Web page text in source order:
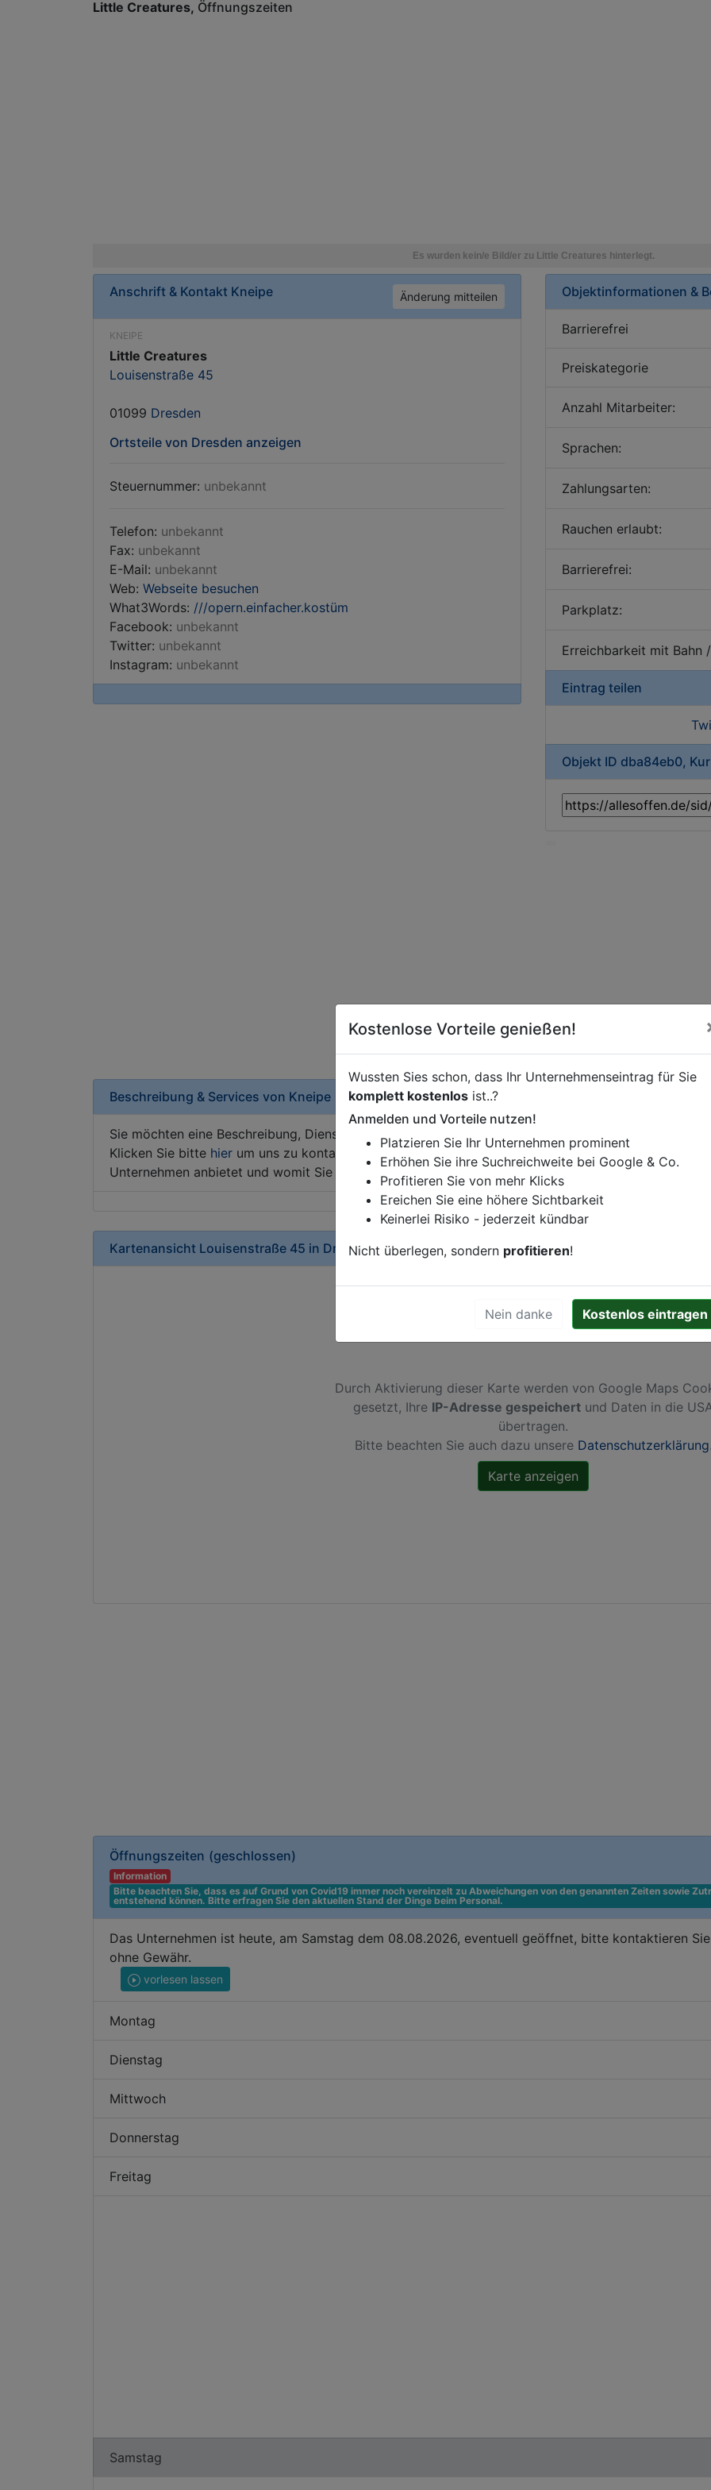
Little Creatures Öffnungszeiten
Anschrift & Kontakt Kneipe Änderung mitteilen
KNEIPE
Little Creatures
Louisenstraße 45
01099 Dresden
Ortsteile von Dresden anzeigen
Steuernummer: unbekannt
Telefon: unbekannt
Fax: unbekannt
E-Mail: unbekannt
Web: Webseite besuchen
What3Words: ///opern.einfacher.kostüm
Facebook: unbekannt
Twitter: unbekannt
Instagram: unbekannt
Öffnungszeiten (geschlossen)
Information
Bitte beachten Sie, dass es auf Grund von Covid19 immer noch vereinzelt zu Abweichungen von den genannten Zeiten sowie
entstehend können. Bitte erfragen Sie den aktuellen Stand der Dinge beim Personal.
Das Unternehmen ist heute, am Samstag dem 08.08.2026, eventuell geöffnet, bitte kontaktieren
ohne Gewähr.
vorlesen lassen
Montag
Dienstag
Mittwoch
Donnerstag
Freitag
Samstag
Objektinformationen &
Barrierefrei
Preiskategorie
Anzahl Mitarbeiter:
Sprachen:
Zahlungsarten:
Rauchen erlaubt:
Barrierefrei:
Parkplatz:
Erreichbarkeit mit Bahn
Eintrag teilen
Objekt ID dba84eb0,
Beschreibung & Services von Kneipe
Sie möchten eine Beschreibung, Dienstleistung oder andere relevante Informationen hinzufügen?
Klicken Sie bitte hier um uns zu kontaktieren. Gerne erweitern wir Ihren Firmeneintrag um
Unternehmen anbietet und womit Sie sich von Ihren Wettbewerbern abheben.
Kartenansicht Louisenstraße 45 in Dresden
Durch Aktivierung dieser Karte werden von Google Maps
gesetzt, Ihre IP-Adresse gespeichert und Daten in die
übertragen.
Bitte beachten Sie auch dazu unsere Datenschutzerklärung
Kostenlose Vorteile genießen!
Wussten Sies schon, dass Ihr Unternehmenseintrag für Sie
komplett kostenlos ist..?
Anmelden und Vorteile nutzen!
Platzieren Sie Ihr Unternehmen prominent
Erhöhen Sie ihre Suchreichweite bei Google & Co.
Profitieren Sie von mehr Klicks
Ereichen Sie eine höhere Sichtbarkeit
Keinerlei Risiko - jederzeit kündbar
Nicht überlegen, sondern profitieren!
Nein danke Kostenlos eintragen